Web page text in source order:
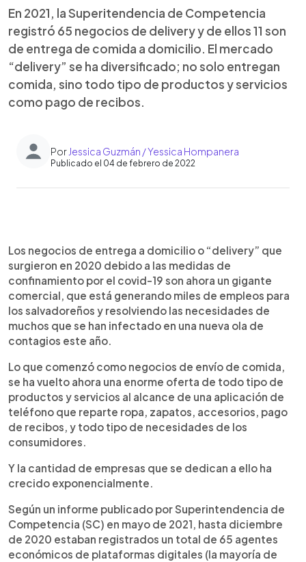
En 2021, la Superitendencia de Competencia
registró 65 negocios de delivery y de ellos 11 son
de entrega de comida a domicilio. El mercado
“delivery” se ha diversificado; no solo entregan
comida, sino todo tipo de productos y servicios
como pago de recibos.
Por Jessica Guzmán / Yessica Hompanera
Publicado el 04 de febrero de 2022
Escuchar artículo
Los negocios de entrega a domicilio o “delivery” que
surgieron en 2020 debido a las medidas de
confinamiento por el covid-19 son ahora un gigante
comercial, que está generando miles de empleos para
los salvadoreños y resolviendo las necesidades de
muchos que se han infectado en una nueva ola de
contagios este año.
Lo que comenzó como negocios de envío de comida,
se ha vuelto ahora una enorme oferta de todo tipo de
productos y servicios al alcance de una aplicación de
teléfono que reparte ropa, zapatos, accesorios, pago
de recibos, y todo tipo de necesidades de los
consumidores.
Y la cantidad de empresas que se dedican a ello ha
crecido exponencialmente.
Según un informe publicado por Superintendencia de
Competencia (SC) en mayo de 2021, hasta diciembre
de 2020 estaban registrados un total de 65 agentes
económicos de plataformas digitales (la mayoría de